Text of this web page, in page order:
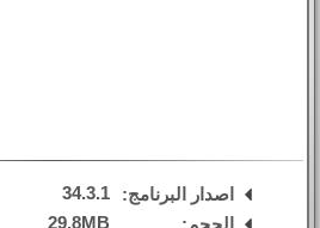
اصدار البرنامج:
34.3.1
29.8MB